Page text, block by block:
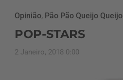
Opinião, Pão Pão Queijo Queijo
POP-STARS
2 Janeiro, 2018 0:00